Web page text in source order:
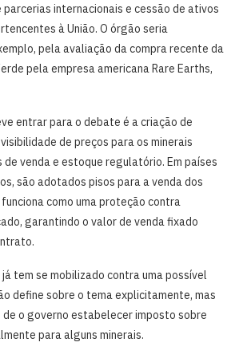
internacionais e cessão de ativos
à União. O órgão seria
pela avaliação da compra recente da
pela empresa americana Rare Earths,
entrar para o debate é a criação de
de preços para os minerais
de venda e estoque regulatório. Em países
são adotados pisos para a venda dos
como uma proteção contra
garantindo o valor de venda fixado
tem se mobilizado contra uma possível
define sobre o tema explicitamente, mas
o governo estabelecer imposto sobre
para alguns minerais.